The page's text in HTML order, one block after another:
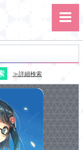
大会
≫詳細検索